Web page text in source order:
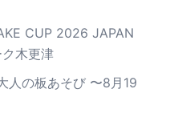
CUP 2026 JAPAN
木更津
人の板あそび 〜8月19